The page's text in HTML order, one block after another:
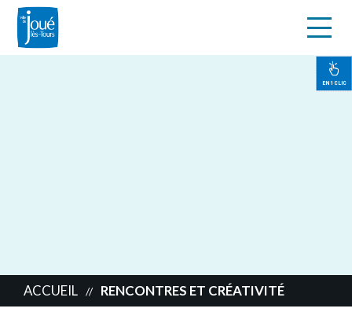
EN 1 CLIC
ACCUEIL // RENCONTRES ET CRÉATIVITÉ